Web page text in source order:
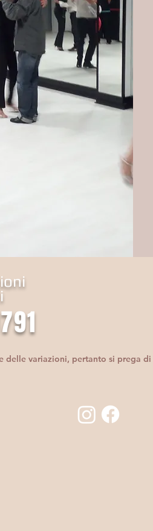
delle variazioni, pertanto si prega